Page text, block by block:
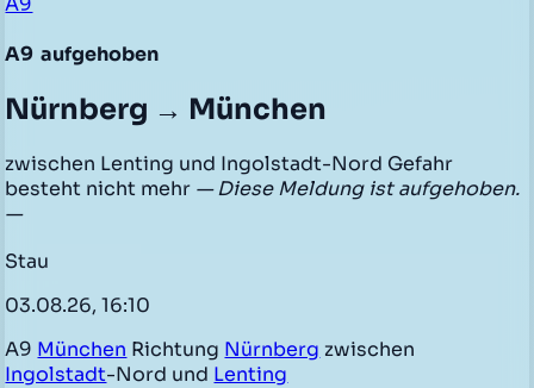
A9 aufgehoben
Nürnberg → München
zwischen Lenting und Ingolstadt-Nord Gefahr
besteht nicht mehr — Diese Meldung ist aufgehoben.
—
Stau
03.08.26, 16:10
A9 München Richtung Nürnberg zwischen
Ingolstadt-Nord und Lenting